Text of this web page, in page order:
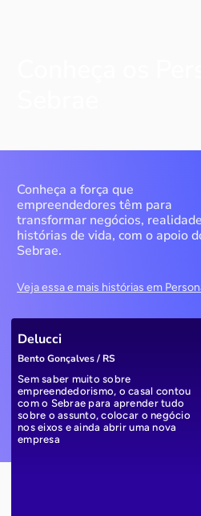
Conheça a força que
empreendedores têm para
transformar negócios,
histórias de vida, com o apoio
Sebrae.
Veja essa e mais histórias em
Delucci
Bento Gonçalves / RS
Sem saber muito sobre
empreendedorismo, o casal contou
com o Sebrae para aprender tudo
sobre o assunto, colocar o negócio
nos eixos e ainda abrir uma nova
empresa